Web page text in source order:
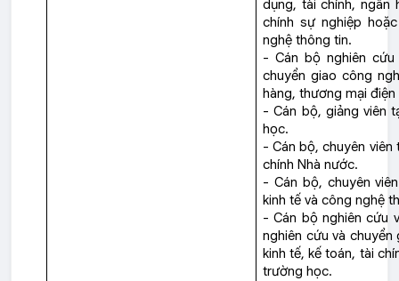
dụng, tài chính, ngân
chính sự nghiệp
nghệ thông tin.
- Cán bộ nghiên
chuyển giao công
hàng, thương mại
- Cán bộ, giảng viên
học.
- Cán bộ, chuyên
chính Nhà nước.
- Cán bộ, chuyên
kinh tế và công nghệ
- Cán bộ nghiên cứu
nghiên cứu và
kinh tế, kế toán, tài
trường học.